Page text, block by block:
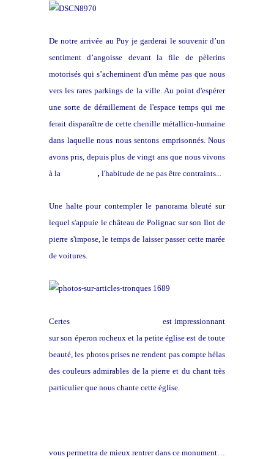
De notre arrivée au Puy je garderai le souvenir d’un
sentiment d’angoisse devant la file de pèlerins
motorisés qui s’acheminent d'un même pas que nous
vers les rares parkings de la ville. Au point d'espérer
une sorte de déraillement de l'espace temps qui me
ferait disparaître de cette chenille métallico-humaine
dans laquelle nous nous sentons emprisonnés. Nous
avons pris, depuis plus de vingt ans que nous vivons
à la
, l'habitude de ne pas être contraints...
Une halte pour contempler le panorama bleuté sur
lequel s'appuie le château de Polignac sur son Ilot de
pierre s'impose, le temps de laisser passer cette marée
de voitures.
Certes
est impressionnant
sur son éperon rocheux et la petite église est de toute
beauté, les photos prises ne rendent pas compte hélas
des couleurs admirables de la pierre et du chant très
particulier que nous chante cette église.
vous permettra de mieux rentrer dans ce monument…